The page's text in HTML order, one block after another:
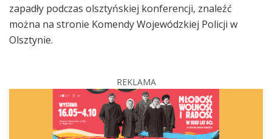
zapadły podczas olsztyńskiej konferencji, znaleźć
można na stronie Komendy Wojewódzkiej Policji w
Olsztynie.
REKLAMA